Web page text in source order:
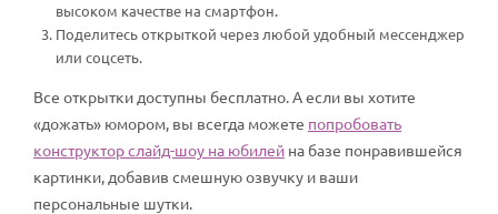
высоком качестве на смартфон.
Поделитесь открыткой через любой удобный мессенджер
или соцсеть.
Все открытки доступны бесплатно. А если вы хотите
«дожать» юмором, вы всегда можете попробовать
конструктор слайд-шоу на юбилей на базе понравившейся
картинки, добавив смешную озвучку и ваши
персональные шутки.